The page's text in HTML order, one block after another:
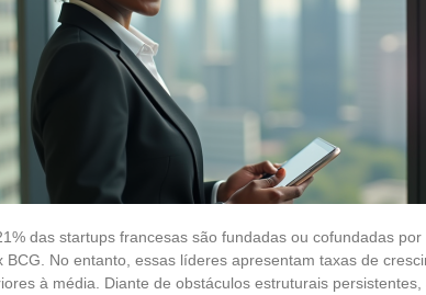
das startups francesas são fundadas ou cofundadas
BCG. No entanto, essas líderes apresentam taxas de
à média. Diante de obstáculos estruturais